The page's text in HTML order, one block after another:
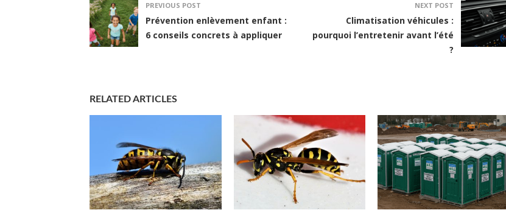
PREVIOUS POST
Prévention enlèvement enfant :
6 conseils concrets à appliquer
NEXT POST
Climatisation véhicules :
pourquoi l’entretenir avant l’été
?
RELATED ARTICLES